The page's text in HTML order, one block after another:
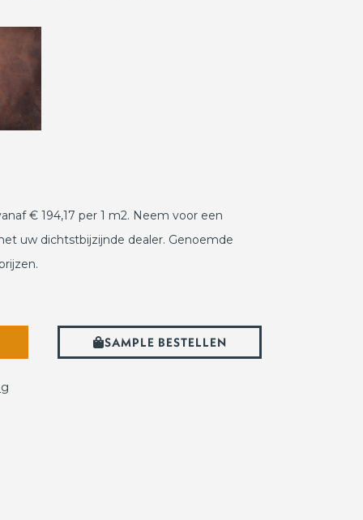
€ 194,17 per 1 m2. Neem voor een
uw dichtstbijzijnde dealer. Genoemde
SAMPLE BESTELLEN